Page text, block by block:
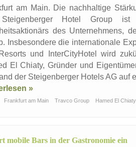
am Main. Die nachhaltige
Hotel Group
des Unternehmens,
Insbesondere die internationale
und InterCityHotel wird
El Chiaty, Gründer und
der Steigenberger Hotels AG auf
»
Frankfurt am Main Travco Group
Hamed El
mobile Bars in der Gastronomie ein